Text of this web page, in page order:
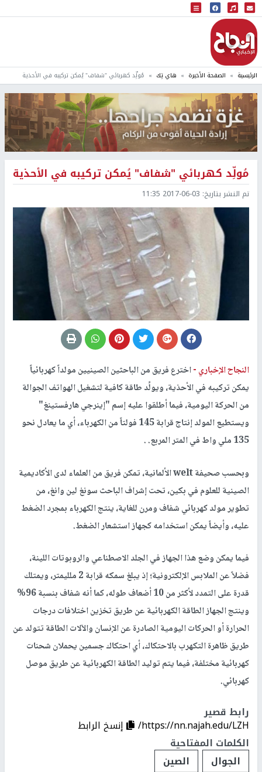
البث المباشر
إذاعة النجاح
الرئيسية الصفحة الأخيرة هاي تِك مُولِّد كهربائي "شفاف" يُمكن تركيبه في الأحذية
مُولِّد كهربائي "شفاف" يُمكن تركيبه في الأحذية
تم النشر بتاريخ: 2017-06-03 11:35
النجاح الإخباري -اخترع فريق من الباحثين الصينيين مولداً كهربائياً
يمكن تركيبه في الأحذية، ويولِّد طاقة كافية لتشغيل الهواتف الجوالة
من الحركة اليومية، فيما أطلقوا عليه إسم "إينرجي هارفستينغ"
ويستطيع المولد إنتاج قرابة 145 فولتاً من الكهرباء، أي ما يعادل نحو
135 ملي واط في المتر المربع. .
وبحسب صحيفة welt الألمانية، تمكن فريق من العلماء لدى الأكاديمية
الصينية للعلوم في بكين، تحت إشراف الباحث سونغ لين وانغ، من
تطوير مولد كهربائي شفاف ومرن للغاية، ينتج الكهرباء بمجرد الضغط
عليه، وأيضاً يمكن استخدامه كجهاز استشعار الضغط.
فيما يمكن وضع هذا الجهاز في الجلد الاصطناعي والروبوتات اللينة،
فضلاً عن الملابس الإلكترونية؛ إذ يبلغ سمكه قرابة 2 ملليمتر، ويمتلك
قدرة على التمدد لأكثر من 10 أضعاف طوله، كما أنه شفاف بنسبة 96%
وينتج الجهاز الطاقة الكهربائية عن طريق تخزين اختلافات درجات
الحرارة أو الحركات اليومية الصادرة عن الإنسان والآلات الطاقة تتولد عن
طريق ظاهرة التكهرب بالاحتكاك، أي احتكاك جسمين يحملان شحنات
كهربائية مختلفة، فيما يتم توليد الطاقة الكهربائية عن طريق موصل
كهربائي.
رابط قصير
https://nn.najah.edu/LZH/
إنسخ الرابط
الكلمات المفتاحية
الجوال
الصين